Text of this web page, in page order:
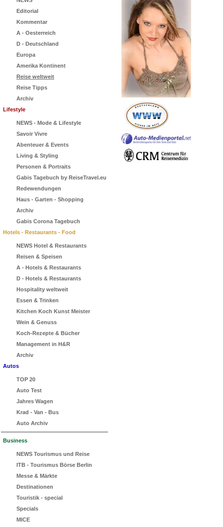
Editorial
Kommentar
A - Oesterreich
D - Deutschland
Europa
Amerika Kontinent
Reise weltweit
Reise Tipps
Archiv
Lifestyle
NEWS - Mode & Lifestyle
Savoir Vivre
Abenteuer & Events
Living & Styling
Personen & Portraits
Gabis Tagebuch by ReiseTravel.eu
Redewendungen
Haus - Garten - Shopping
Archiv
Gabis Corona Tagebuch
Hotels - Restaurants - Food
NEWS Hotel & Restaurants
Reisen & Speisen
A - Hotels & Restaurants
D - Hotels & Restaurants
Hospitality weltweit
Essen & Trinken
Kitchen Koch Kunst Meister
Wein & Genuss
Koch-Rezepte & Bücher
Management in H&R
Archiv
Autos
TOP 20
Auto Test
Jahres Wagen
Krad - Van - Bus
Auto Archiv
Business
NEWS Tourismus und Reise
ITB - Tourismus Börse Berlin
Messe & Märkte
Destinationen
Touristik - special
Specials
MICE